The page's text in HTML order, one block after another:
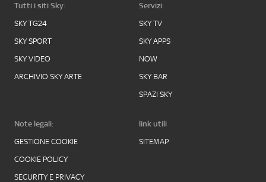
Tutti i siti Sky:
SKY TG24
SKY SPORT
SKY VIDEO
ARCHIVIO SKY ARTE
Servizi:
SKY TV
SKY APPS
NOW
SKY BAR
SPAZI SKY
Note legali:
GESTIONE COOKIE
COOKIE POLICY
SECURITY E PRIVACY
link utili
SITEMAP